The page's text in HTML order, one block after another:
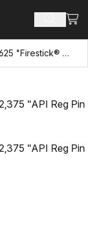
Поиск
Адаптер 2,625 "Firestick® # 750 Pin x 2,375 "API Reg Pin